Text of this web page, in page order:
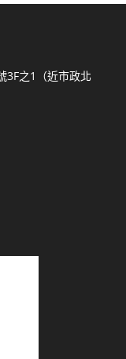
3F之1（近市政北